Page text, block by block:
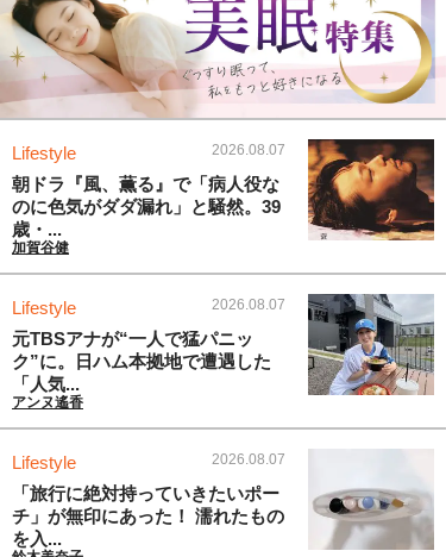
Lifestyle 2026.08.07
朝ドラ『風、薫る』で「病人役な
のに色気がダダ漏れ」と騒然。39
歳・...
加賀谷健
Lifestyle 2026.08.07
元TBSアナが“一人で猛パニッ
ク”に。日ハム本拠地で遭遇した
「人気...
アンヌ遙香
Lifestyle 2026.08.07
「旅行に絶対持っていきたいポー
チ」が無印にあった！ 濡れたもの
を入...